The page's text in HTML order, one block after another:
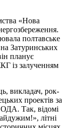
«Нова
полтавське
Затуринських
планує
із залученням
викладач, рок-
проектів за
ОДА. Так, відомі
літні